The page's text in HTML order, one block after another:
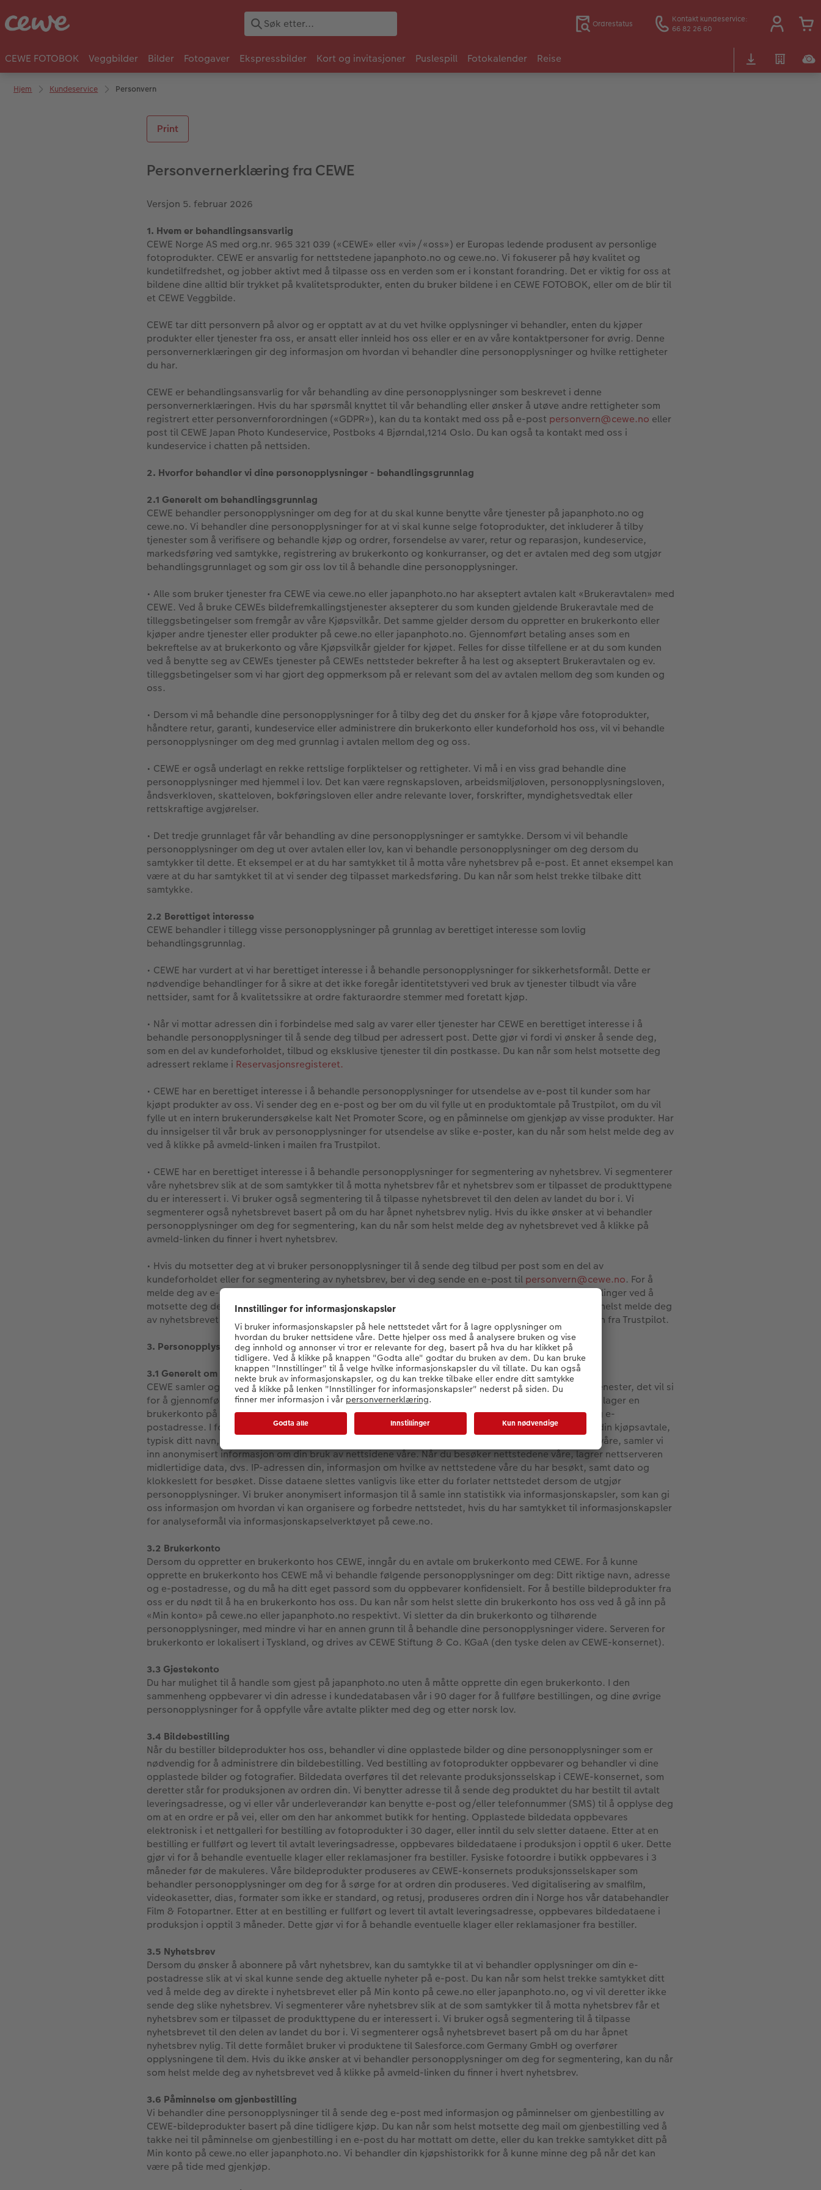
Ordrestatus
Kontakt kundeservice:
66 82 26 60
CEWE FOTOBOK Veggbilder Bilder Fotogaver Ekspressbilder Kort og invitasjoner Puslespill Fotokalender Reise
Hjem Kundeservice Personvern
Print
Personvernerklæring fra CEWE
Versjon 5. februar 2026
1. Hvem er behandlingsansvarlig
CEWE Norge AS med org.nr. 965 321 039 («CEWE» eller «vi»/«oss») er Europas ledende produsent av personlige
fotoprodukter. CEWE er ansvarlig for nettstedene japanphoto.no og cewe.no. Vi fokuserer på høy kvalitet og
kundetilfredshet, og jobber aktivt med å tilpasse oss en verden som er i konstant forandring. Det er viktig for oss at
bildene dine alltid blir trykket på kvalitetsprodukter, enten du bruker bildene i en CEWE FOTOBOK, eller om de blir til
et CEWE Veggbilde.
CEWE tar ditt personvern på alvor og er opptatt av at du vet hvilke opplysninger vi behandler, enten du kjøper
produkter eller tjenester fra oss, er ansatt eller innleid hos oss eller er en av våre kontaktpersoner for øvrig. Denne
personvernerklæringen gir deg informasjon om hvordan vi behandler dine personopplysninger og hvilke rettigheter
du har.
CEWE er behandlingsansvarlig for vår behandling av dine personopplysninger som beskrevet i denne
personvernerklæringen. Hvis du har spørsmål knyttet til vår behandling eller ønsker å utøve andre rettigheter som
registrert etter personvernforordningen («GDPR»), kan du ta kontakt med oss på e-post personvern@cewe.no eller
post til CEWE Japan Photo Kundeservice, Postboks 4 Bjørndal,1214 Oslo. Du kan også ta kontakt med oss i
kundeservice i chatten på nettsiden.
2. Hvorfor behandler vi dine personopplysninger - behandlingsgrunnlag
2.1 Generelt om behandlingsgrunnlag
CEWE behandler personopplysninger om deg for at du skal kunne benytte våre tjenester på japanphoto.no og
cewe.no. Vi behandler dine personopplysninger for at vi skal kunne selge fotoprodukter, det inkluderer å tilby
tjenester som å verifisere og behandle kjøp og ordrer, forsendelse av varer, retur og reparasjon, kundeservice,
markedsføring ved samtykke, registrering av brukerkonto og konkurranser, og det er avtalen med deg som utgjør
behandlingsgrunnlaget og som gir oss lov til å behandle dine personopplysninger.
• Alle som bruker tjenester fra CEWE via cewe.no eller japanphoto.no har akseptert avtalen kalt «Brukeravtalen» med
CEWE. Ved å bruke CEWEs bildefremkallingstjenester aksepterer du som kunden gjeldende Brukeravtale med de
tilleggsbetingelser som fremgår av våre Kjøpsvilkår. Det samme gjelder dersom du oppretter en brukerkonto eller
kjøper andre tjenester eller produkter på cewe.no eller japanphoto.no. Gjennomført betaling anses som en
bekreftelse av at brukerkonto og våre Kjøpsvilkår gjelder for kjøpet. Felles for disse tilfellene er at du som kunden
ved å benytte seg av CEWEs tjenester på CEWEs nettsteder bekrefter å ha lest og akseptert Brukeravtalen og ev.
tilleggsbetingelser som vi har gjort deg oppmerksom på er relevant som del av avtalen mellom deg som kunden og
oss.
• Dersom vi må behandle dine personopplysninger for å tilby deg det du ønsker for å kjøpe våre fotoprodukter,
håndtere retur, garanti, kundeservice eller administrere din brukerkonto eller kundeforhold hos oss, vil vi behandle
personopplysninger om deg med grunnlag i avtalen mellom deg og oss.
• CEWE er også underlagt en rekke rettslige forpliktelser og rettigheter. Vi må i en viss grad behandle dine
personopplysninger med hjemmel i lov. Det kan være regnskapsloven, arbeidsmiljøloven, personopplysningsloven,
åndsverkloven, skatteloven, bokføringsloven eller andre relevante lover, forskrifter, myndighetsvedtak eller
rettskraftige avgjørelser.
• Det tredje grunnlaget får vår behandling av dine personopplysninger er samtykke. Dersom vi vil behandle
personopplysninger om deg ut over avtalen eller lov, kan vi behandle personopplysninger om deg dersom du
samtykker til dette. Et eksempel er at du har samtykket til å motta våre nyhetsbrev på e-post. Et annet eksempel kan
være at du har samtykket til at vi sender deg tilpasset markedsføring. Du kan når som helst trekke tilbake ditt
samtykke.
2.2 Berettiget interesse
CEWE behandler i tillegg visse personopplysninger på grunnlag av berettiget interesse som lovlig
behandlingsgrunnlag.
• CEWE har vurdert at vi har berettiget interesse i å behandle personopplysninger for sikkerhetsformål. Dette er
nødvendige behandlinger for å sikre at det ikke foregår identitetstyveri ved bruk av tjenester tilbudt via våre
nettsider, samt for å kvalitetssikre at ordre fakturaordre stemmer med foretatt kjøp.
• Når vi mottar adressen din i forbindelse med salg av varer eller tjenester har CEWE en berettiget interesse i å
behandle personopplysninger til å sende deg tilbud per adressert post. Dette gjør vi fordi vi ønsker å sende deg,
som en del av kundeforholdet, tilbud og eksklusive tjenester til din postkasse. Du kan når som helst motsette deg
adressert reklame i Reservasjonsregisteret.
• CEWE har en berettiget interesse i å behandle personopplysninger for utsendelse av e-post til kunder som har
kjøpt produkter av oss. Vi sender deg en e-post og ber om du vil fylle ut en produktomtale på Trustpilot, om du vil
fylle ut en intern brukerundersøkelse kalt Net Promoter Score, og en påminnelse om gjenkjøp av visse produkter. Har
du innsigelser til vår bruk av personopplysninger for utsendelse av slike e-poster, kan du når som helst melde deg av
ved å klikke på avmeld-linken i mailen fra Trustpilot.
• CEWE har en berettiget interesse i å behandle personopplysninger for segmentering av nyhetsbrev. Vi segmenterer
våre nyhetsbrev slik at de som samtykker til å motta nyhetsbrev får et nyhetsbrev som er tilpasset de produkttypene
du er interessert i. Vi bruker også segmentering til å tilpasse nyhetsbrevet til den delen av landet du bor i. Vi
segmenterer også nyhetsbrevet basert på om du har åpnet nyhetsbrev nylig. Hvis du ikke ønsker at vi behandler
personopplysninger om deg for segmentering, kan du når som helst melde deg av nyhetsbrevet ved å klikke på
avmeld-linken du finner i hvert nyhetsbrev.
• Hvis du motsetter deg at vi bruker personopplysninger til å sende deg tilbud per post som en del av
kundeforholdet eller for segmentering av nyhetsbrev, ber vi deg sende en e-post til personvern@cewe.no. For å
melde deg av e-post om gjenkjøp av produkter og brukerundersøkelse NPS kan du endre dine innstillinger ved å
motsette deg dette på Min side, eller sende oss en e-post til
. Du kan når som helst melde deg
av nyhetsbrevet og brukeromtale på Trustpilot ved å klikke på avmeld-linken i nyhetsbrevet og mailen fra Trustpilot.
3. Personopplysninger vi behandler om deg
3.1 Generelt om hvilke personopplysninger vi behandler
CEWE samler og behandler kun personopplysninger om deg som er nødvendig for å tilby deg våre tjenester, det vil si
for å gjennomføre salg av fotoprodukter og administrasjon av brukerkonto og kundeforhold. Når du lager en
brukerkonto på våre nettsteder, behandler vi opplysninger om ditt navn, adresse, telefonnummer, og e-
postadresse. I forbindelse med en ordre behandler vi opplysninger som er nødvendig for å oppfylle din kjøpsavtale,
typisk ditt navn, adresse, telefonnummer, e-postadresse og bildedata. Når du besøker nettstedene våre, samler vi
inn anonymisert informasjon om din bruk av nettsidene våre. Når du besøker nettstedene våre, lagrer nettserveren
midlertidige data, dvs. IP-adressen din, informasjon om hvilke av nettstedene våre du har besøkt, samt dato og
klokkeslett for besøket. Disse dataene slettes vanligvis like etter du forlater nettstedet dersom de utgjør
personopplysninger. Vi bruker anonymisert informasjon til å samle inn statistikk via informasjonskapsler, som kan gi
oss informasjon om hvordan vi kan organisere og forbedre nettstedet, hvis du har samtykket til informasjonskapsler
for analyseformål via informasjonskapselverktøyet på cewe.no.
3.2 Brukerkonto
Dersom du oppretter en brukerkonto hos CEWE, inngår du en avtale om brukerkonto med CEWE. For å kunne
opprette en brukerkonto hos CEWE må vi behandle følgende personopplysninger om deg: Ditt riktige navn, adresse
og e-postadresse, og du må ha ditt eget passord som du oppbevarer konfidensielt. For å bestille bildeprodukter fra
oss er du nødt til å ha en brukerkonto hos oss. Du kan når som helst slette din brukerkonto hos oss ved å gå inn på
«Min konto» på cewe.no eller japanphoto.no respektivt. Vi sletter da din brukerkonto og tilhørende
personopplysninger, med mindre vi har en annen grunn til å behandle dine personopplysninger videre. Serveren for
brukerkonto er lokalisert i Tyskland, og drives av CEWE Stiftung & Co. KGaA (den tyske delen av CEWE-konsernet).
3.3 Gjestekonto
Du har mulighet til å handle som gjest på japanphoto.no uten å måtte opprette din egen brukerkonto. I den
sammenheng oppbevarer vi din adresse i kundedatabasen vår i 90 dager for å fullføre bestillingen, og dine øvrige
personopplysninger for å oppfylle våre avtalte plikter med deg og etter norsk lov.
3.4 Bildebestilling
Når du bestiller bildeprodukter hos oss, behandler vi dine opplastede bilder og dine personopplysninger som er
nødvendig for å administrere din bildebestilling. Ved bestilling av fotoprodukter oppbevarer og behandler vi dine
opplastede bilder og fotografier. Bildedata overføres til det relevante produksjonsselskap i CEWE-konsernet, som
deretter står for produksjonen av ordren din. Vi benytter adresse til å sende deg produktet du har bestilt til avtalt
leveringsadresse, og vi eller vår underleverandør kan benytte e-post og/eller telefonnummer (SMS) til å opplyse deg
om at en ordre er på vei, eller om den har ankommet butikk for henting. Opplastede bildedata oppbevares
elektronisk i et nettgalleri for bestilling av fotoprodukter i 30 dager, eller inntil du selv sletter dataene. Etter at en
bestilling er fullført og levert til avtalt leveringsadresse, oppbevares bildedataene i produksjon i opptil 6 uker. Dette
gjør vi for å behandle eventuelle klager eller reklamasjoner fra bestiller. Fysiske fotoordre i butikk oppbevares i 3
måneder før de makuleres. Våre bildeprodukter produseres av CEWE-konsernets produksjonsselskaper som
behandler personopplysninger om deg for å sørge for at ordren din produseres. Ved digitalisering av smalfilm,
videokasetter, dias, formater som ikke er standard, og retusj, produseres ordren din i Norge hos vår databehandler
Film & Fotopartner. Etter at en bestilling er fullført og levert til avtalt leveringsadresse, oppbevares bildedataene i
produksjon i opptil 3 måneder. Dette gjør vi for å behandle eventuelle klager eller reklamasjoner fra bestiller.
3.5 Nyhetsbrev
Dersom du ønsker å abonnere på vårt nyhetsbrev, kan du samtykke til at vi behandler opplysninger om din e-
postadresse slik at vi skal kunne sende deg aktuelle nyheter på e-post. Du kan når som helst trekke samtykket ditt
ved å melde deg av direkte i nyhetsbrevet eller på Min konto på cewe.no eller japanphoto.no, og vi vil deretter ikke
sende deg slike nyhetsbrev. Vi segmenterer våre nyhetsbrev slik at de som samtykker til å motta nyhetsbrev får et
nyhetsbrev som er tilpasset de produkttypene du er interessert i. Vi bruker også segmentering til å tilpasse
nyhetsbrevet til den delen av landet du bor i. Vi segmenterer også nyhetsbrevet basert på om du har åpnet
nyhetsbrev nylig. Til dette formålet bruker vi produktene til Salesforce.com Germany GmbH og overfører
opplysningene til dem. Hvis du ikke ønsker at vi behandler personopplysninger om deg for segmentering, kan du når
som helst melde deg av nyhetsbrevet ved å klikke på avmeld-linken du finner i hvert nyhetsbrev.
3.6 Påminnelse om gjenbestilling
Vi behandler dine personopplysninger til å sende deg e-post med informasjon og påminnelser om gjenbestilling av
CEWE-bildeprodukter basert på dine tidligere kjøp. Du kan når som helst motsette deg mail om gjenbestilling ved å
takke nei til påminnelse om gjenbestilling i en e-post du har mottatt om dette, eller du kan trekke samtykket ditt på
Min konto på cewe.no eller japanphoto.no. Vi behandler din kjøpshistorikk for å kunne minne deg på når det kan
være på tide med gjenkjøp.